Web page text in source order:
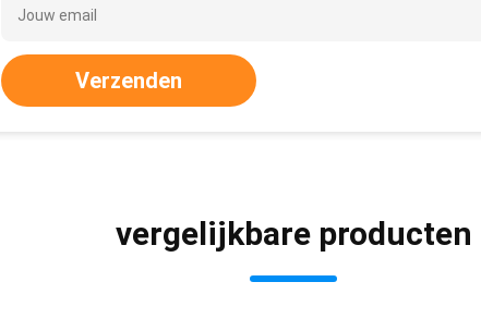
Verzenden
vergelijkbare producten